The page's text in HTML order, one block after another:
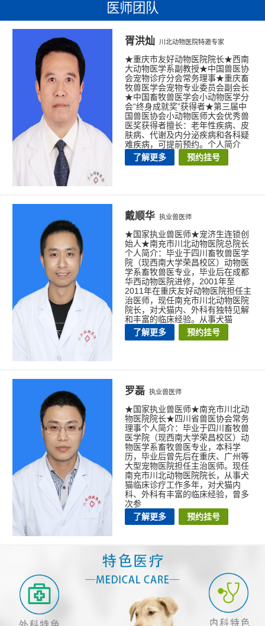
医师团队
胥洪灿 川北动物医院特邀专家
★重庆市友好动物医院院长★西南
大动物医学系副教授★中国兽医协
会宠物诊疗分会常务理事★重庆畜
牧兽医学会宠物专业委员会副会长
★中国畜牧兽医学会小动物医学分
会“终身成就奖”获得者★第三届中
国兽医协会小动物医师大会优秀兽
医奖获得者擅长：老年性疾病、皮
肤病、代谢及内分泌疾病和各科疑
难疾病，可提前预约。个人简介
了解更多
预约挂号
戴顺华 执业兽医师
★国家执业兽医师★宠济生连锁创
始人★南充市川北动物医院总院长
个人简介：毕业于四川畜牧兽医学
院（现西南大学荣昌校区）动物医
学系畜牧兽医专业，毕业后在成都
华西动物医院进修，2001年至
2011年在重庆友好动物医院担任主
治医师，现任南充市川北动物医院
院长，对犬猫内、外科有独特见解
和丰富的临床经验。从事犬猫
了解更多
预约挂号
罗磊 执业兽医师
★国家执业兽医师★南充市川北动
物医院院长★四川省兽医协会常务
理事个人简介：毕业于四川畜牧兽
医学院（现西南大学荣昌校区）动
物医学系畜牧兽医专业，本科学
历，毕业后曾先后在重庆、广州等
大型宠物医院担任主治医师。现任
南充市川北动物医院院长，从事犬
猫临床诊疗工作多年，对犬猫内
科、外科有丰富的临床经验，曾多
次参
了解更多
预约挂号